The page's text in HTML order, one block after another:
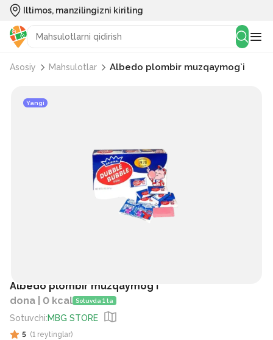
Iltimos, manzilingizni kiriting
Asosiy Mahsulotlar Albedo plombir muzqaymog`i
Yangi
Albedo plombir muzqaymog`i
dona | 0 kcal Sotuvda 1 ta
Sotuvchi:MBG STORE
5 (1 reytinglar)